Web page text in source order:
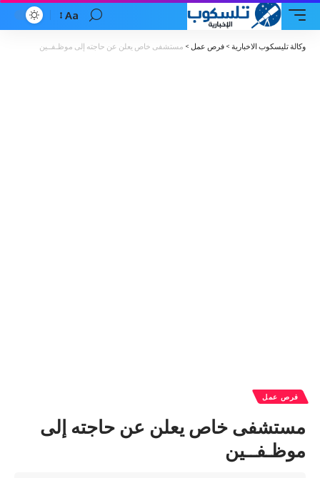
Font
Resizer
Aa
وكالة تليسكوب الاخبارية > فرص عمل > مستشفى خاص يعلن عن حاجته إلى موظـفــين
فرص عمل
مستشفى خاص يعلن عن حاجته إلى
موظـفــين